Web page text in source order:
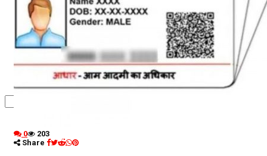
कृषि
धर्म
विज्ञान तकनीकी
0
203
Share